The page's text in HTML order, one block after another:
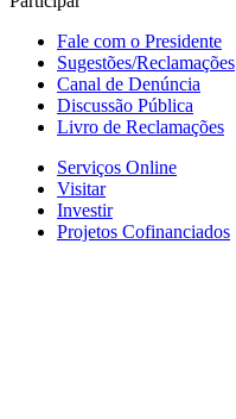
Fale com o Presidente
Sugestões/Reclamações
Canal de Denúncia
Discussão Pública
Livro de Reclamações
Serviços Online
Visitar
Investir
Projetos Cofinanciados